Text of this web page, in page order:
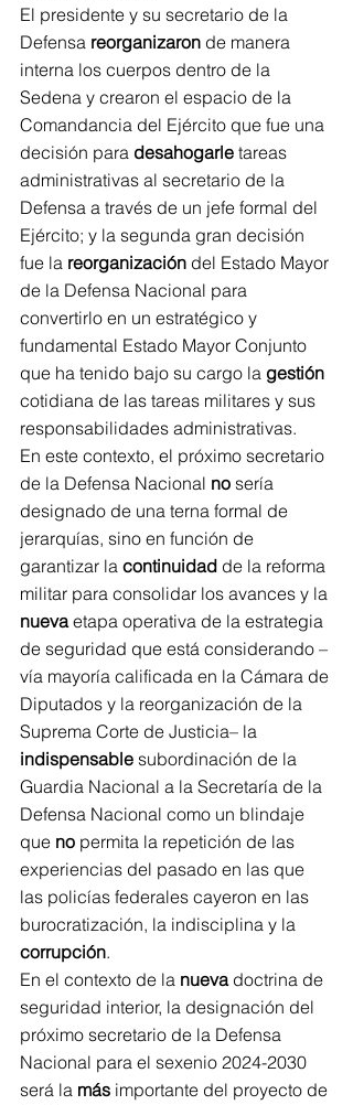
El presidente y su secretario de la
Defensa reorganizaron de manera
interna los cuerpos dentro de la
Sedena y crearon el espacio de la
Comandancia del Ejército que fue una
decisión para desahogarle tareas
administrativas al secretario de la
Defensa a través de un jefe formal del
Ejército; y la segunda gran decisión
fue la reorganización del Estado Mayor
de la Defensa Nacional para
convertirlo en un estratégico y
fundamental Estado Mayor Conjunto
que ha tenido bajo su cargo la gestión
cotidiana de las tareas militares y sus
responsabilidades administrativas.
En este contexto, el próximo secretario
de la Defensa Nacional no sería
designado de una terna formal de
jerarquías, sino en función de
garantizar la continuidad de la reforma
militar para consolidar los avances y la
nueva etapa operativa de la estrategia
de seguridad que está considerando –
vía mayoría calificada en la Cámara de
Diputados y la reorganización de la
Suprema Corte de Justicia– la
indispensable subordinación de la
Guardia Nacional a la Secretaría de la
Defensa Nacional como un blindaje
que no permita la repetición de las
experiencias del pasado en las que
las policías federales cayeron en las
burocratización, la indisciplina y la
corrupción.
En el contexto de la nueva doctrina de
seguridad interior, la designación del
próximo secretario de la Defensa
Nacional para el sexenio 2024-2030
será la más importante del proyecto de